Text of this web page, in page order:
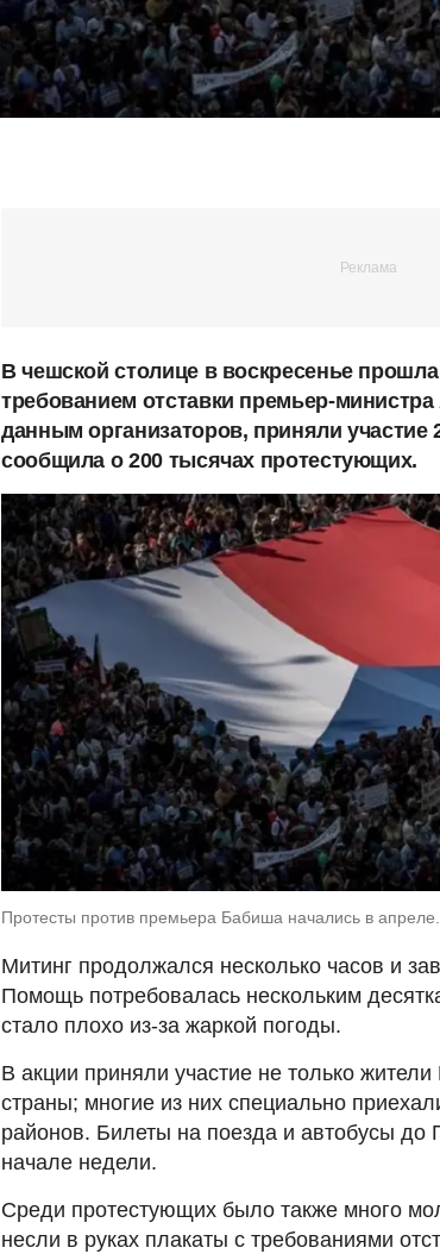
В чешской столице в воскресенье
требованием отставки премьер-
данным организаторов, приняли участие
сообщила о 200 тысячах протестующих.
Протесты против премьера Бабиша начались в
Митинг продолжался несколько часов и
Помощь потребовалась нескольким
стало плохо из-за жаркой погоды.
В акции приняли участие не только
страны; многие из них специально
районов. Билеты на поезда и автобусы
начале недели.
Среди протестующих было также много
несли в руках плакаты с требованиями